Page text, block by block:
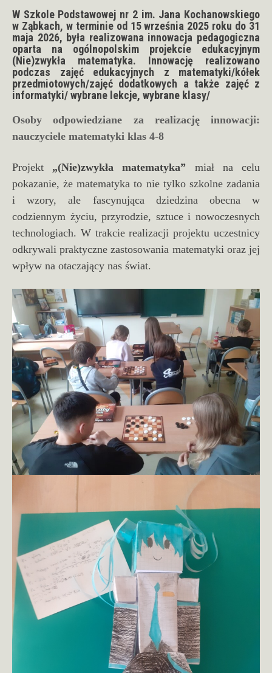
W Szkole Podstawowej nr 2 im. Jana Kochanowskiego
w Ząbkach, w terminie od 15 września 2025 roku do 31
maja 2026, była realizowana innowacja pedagogiczna
oparta na ogólnopolskim projekcie edukacyjnym
(Nie)zwykła matematyka. Innowację realizowano
podczas zajęć edukacyjnych z matematyki/kółek
przedmiotowych/zajęć dodatkowych a także zajęć z
informatyki/ wybrane lekcje, wybrane klasy/
Osoby odpowiedziane za realizację innowacji:
nauczyciele matematyki klas 4-8
Projekt „(Nie)zwykła matematyka” miał na celu
pokazanie, że matematyka to nie tylko szkolne zadania
i wzory, ale fascynująca dziedzina obecna w
codziennym życiu, przyrodzie, sztuce i nowoczesnych
technologiach. W trakcie realizacji projektu uczestnicy
odkrywali praktyczne zastosowania matematyki oraz jej
wpływ na otaczający nas świat.